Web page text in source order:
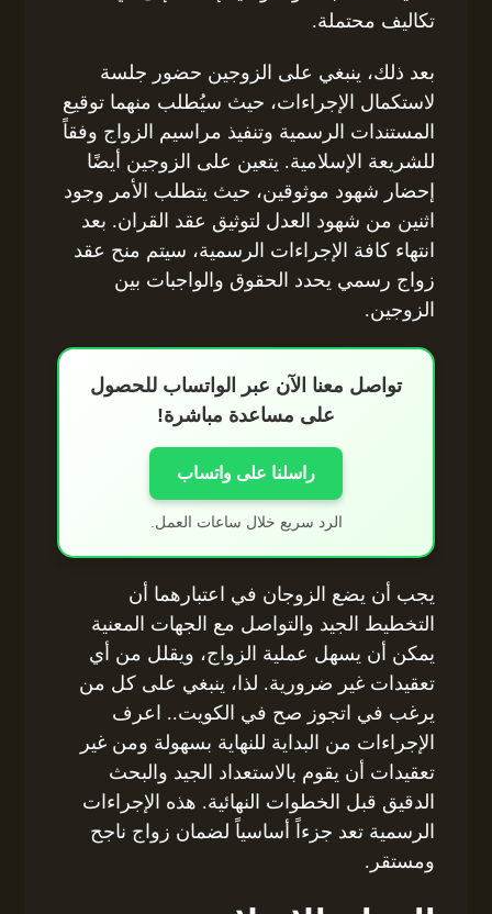
تكاليف محتملة.
بعد ذلك، ينبغي على الزوجين حضور جلسة
لاستكمال الإجراءات، حيث سيُطلب منهما توقيع
المستندات الرسمية وتنفيذ مراسيم الزواج وفقاً
للشريعة الإسلامية. يتعين على الزوجين أيضًا
إحضار شهود موثوقين، حيث يتطلب الأمر وجود
اثنين من شهود العدل لتوثيق عقد القران. بعد
انتهاء كافة الإجراءات الرسمية، سيتم منح عقد
زواج رسمي يحدد الحقوق والواجبات بين
الزوجين.
تواصل معنا الآن عبر الواتساب للحصول
على مساعدة مباشرة!
راسلنا على واتساب
الرد سريع خلال ساعات العمل.
يجب أن يضع الزوجان في اعتبارهما أن
التخطيط الجيد والتواصل مع الجهات المعنية
يمكن أن يسهل عملية الزواج، ويقلل من أي
تعقيدات غير ضرورية. لذا، ينبغي على كل من
يرغب في اتجوز صح في الكويت.. اعرف
الإجراءات من البداية للنهاية بسهولة ومن غير
تعقيدات أن يقوم بالاستعداد الجيد والبحث
الدقيق قبل الخطوات النهائية. هذه الإجراءات
الرسمية تعد جزءاً أساسياً لضمان زواج ناجح
ومستقر.